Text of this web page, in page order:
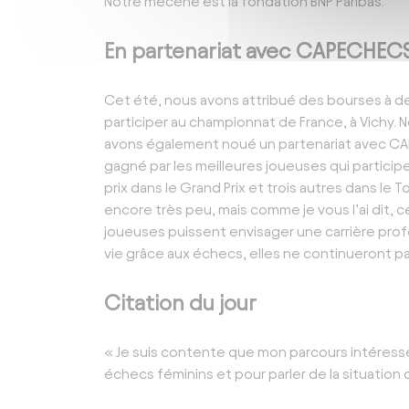
En partenariat avec
Cet été, nous avons attribué des bourses à
participer au championnat de France, à Vichy.
avons également noué un partenariat avec
gagné par les meilleures joueuses qui
prix dans le Grand Prix et trois autres dans le
encore très peu, mais comme je vous l’ai dit,
joueuses puissent envisager une carrière
vie grâce aux échecs, elles ne continueront
Citation du jour
« Je suis contente que mon parcours
échecs féminins et pour parler de la situation